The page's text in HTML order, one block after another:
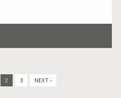
2 3 NEXT ›